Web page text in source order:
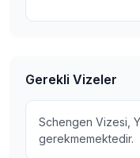
Gerekli Vizeler
Schengen Vizesi,
gerekmemektedir.